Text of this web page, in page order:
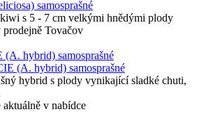
kiwi s 5 - 7 cm velkými hnědými plody
prodejně Tovačov
hybrid) samosprašné
hybrid s plody vynikající sladké chuti,
v nabídce